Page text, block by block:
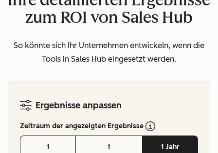
zum ROI von Sales Hub
So könnte sich Ihr Unternehmen entwickeln, wenn die
Tools in Sales Hub eingesetzt werden.
Ergebnisse anpassen
Zeitraum der angezeigten Ergebnisse
1
1
1 Jahr